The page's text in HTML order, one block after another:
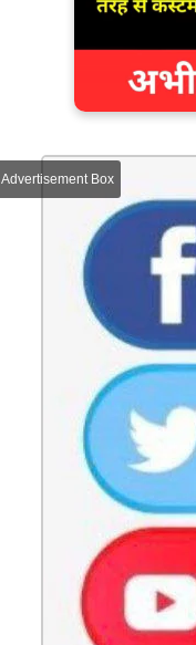
Advertisement Box